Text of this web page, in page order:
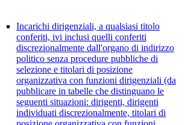
Incarichi dirigenziali, a qualsiasi titolo
conferiti, ivi inclusi quelli conferiti
discrezionalmente dall'organo di indirizzo
politico senza procedure pubbliche di
selezione e titolari di posizione
organizzativa con funzioni dirigenziali (da
pubblicare in tabelle che distinguano le
seguenti situazioni: dirigenti, dirigenti
individuati discrezionalmente, titolari di